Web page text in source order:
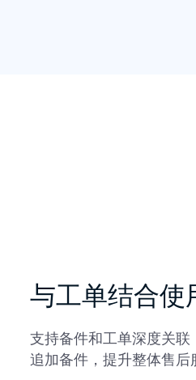
与工单结合使
支持备件和工单深度关联
追加备件，提升整体售后